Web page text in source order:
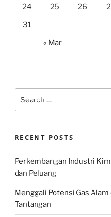
24 25 26
31
« Mar
for:
RECENT POSTS
Perkembangan Industri
dan Peluang
Menggali Potensi Gas Alam
Tantangan